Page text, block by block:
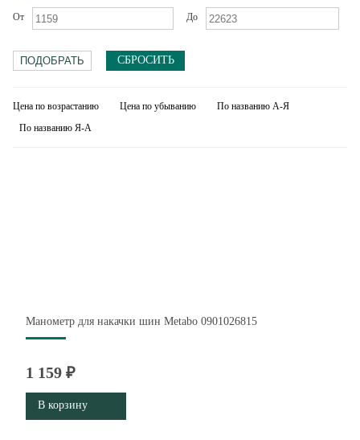
От До
СБРОСИТЬ
Цена по возрастанию Цена по убыванию
По названию А-Я
По названию Я-А
Манометр для накачки шин Metabo 0901026815
1 159 ₽
В корзину